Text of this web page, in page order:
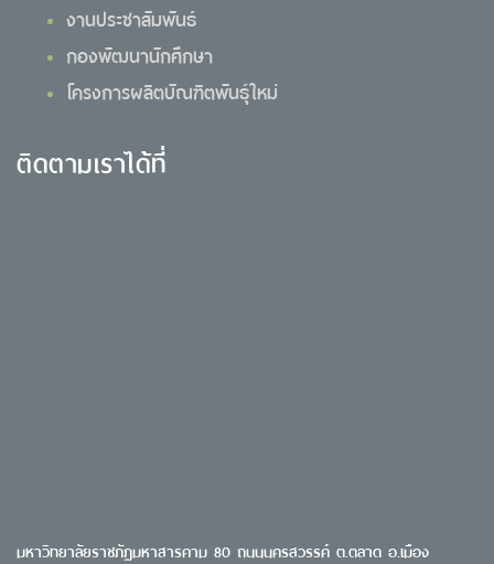
งานประชาสัมพันธ์
กองพัฒนานักศึกษา
โครงการผลิตบัณฑิตพันธุ์ใหม่
ติดตามเราได้ที่
มหาวิทยาลัยราชภัฏมหาสารคาม 80 ถนนนครสวรรค์ ต.ตลาด อ.เมือง